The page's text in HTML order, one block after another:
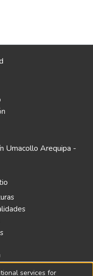
Umacollo Arequipa -
services for